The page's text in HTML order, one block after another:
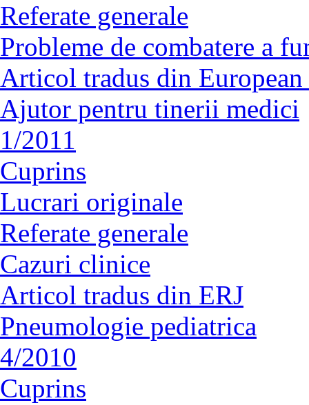
Referate generale
Probleme de combatere a
Articol tradus din
Ajutor pentru tinerii medici
1/2011
Cuprins
Lucrari originale
Referate generale
Cazuri clinice
Articol tradus din ERJ
Pneumologie pediatrica
4/2010
Cuprins